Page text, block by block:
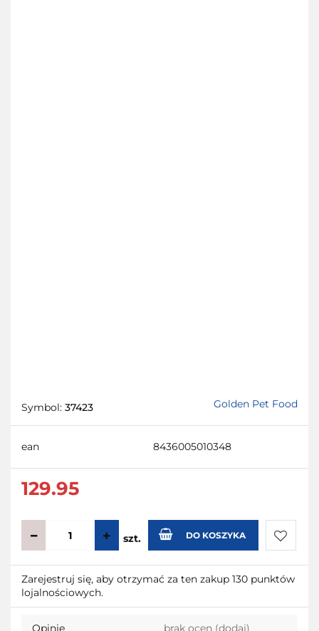
Symbol: 37423 Golden Pet Food
ean 8436005010348
129.95
szt. DO KOSZYKA
Do
Zarejestruj się, aby otrzymać za ten zakup 130 punktów
lojalnościowych.
Opinie brak ocen (dodaj)